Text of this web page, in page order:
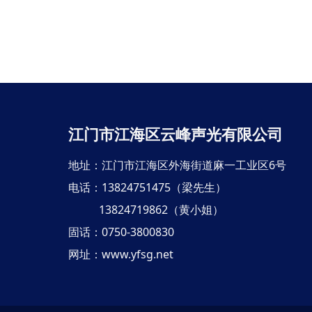
江门市江海区云峰声光有限公司
地址：江门市江海区外海街道麻一工业区6号
电话：13824751475（梁先生）
13824719862（黄小姐）
固话：0750-3800830
网址： www.yfsg.net